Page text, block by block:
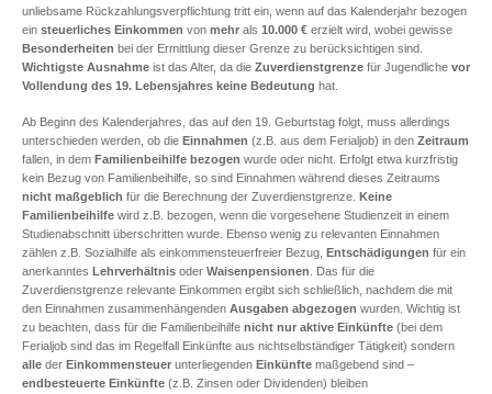
unliebsame Rückzahlungsverpflichtung tritt ein, wenn auf das Kalenderjahr bezogen
ein steuerliches Einkommen von mehr als 10.000 € erzielt wird, wobei gewisse
Besonderheiten bei der Ermittlung dieser Grenze zu berücksichtigen sind.
Wichtigste Ausnahme ist das Alter, da die Zuverdienstgrenze für Jugendliche vor
Vollendung des 19. Lebensjahres keine Bedeutung hat.
Ab Beginn des Kalenderjahres, das auf den 19. Geburtstag folgt, muss allerdings
unterschieden werden, ob die Einnahmen (z.B. aus dem Ferialjob) in den Zeitraum
fallen, in dem Familienbeihilfe bezogen wurde oder nicht. Erfolgt etwa kurzfristig
kein Bezug von Familienbeihilfe, so sind Einnahmen während dieses Zeitraums
nicht maßgeblich für die Berechnung der Zuverdienstgrenze.
Keine
Familienbeihilfe wird z.B. bezogen, wenn die vorgesehene Studienzeit in einem
Studienabschnitt überschritten wurde. Ebenso wenig zu relevanten Einnahmen
zählen z.B. Sozialhilfe als einkommensteuerfreier Bezug,
Entschädigungen für ein
anerkanntes Lehrverhältnis oder Waisenpensionen . Das für die
Zuverdienstgrenze relevante Einkommen ergibt sich schließlich, nachdem die mit
den Einnahmen zusammenhängenden Ausgaben abgezogen wurden. Wichtig ist
zu beachten, dass für die Familienbeihilfe nicht nur aktive Einkünfte (bei dem
Ferialjob sind das im Regelfall Einkünfte aus nichtselbständiger Tätigkeit) sondern
alle der Einkommensteuer unterliegenden Einkünfte maßgebend sind –
endbesteuerte Einkünfte (z.B. Zinsen oder Dividenden) bleiben